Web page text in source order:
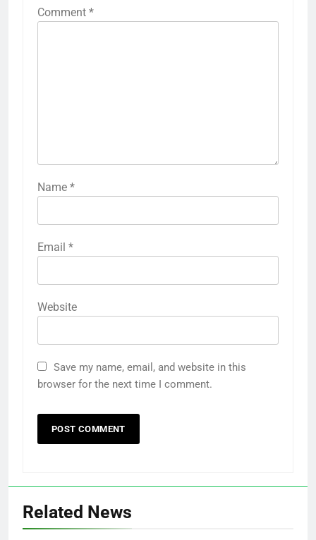
Comment *
Name *
Email *
Website
Save my name, email, and website in this
browser for the next time I comment.
Related News